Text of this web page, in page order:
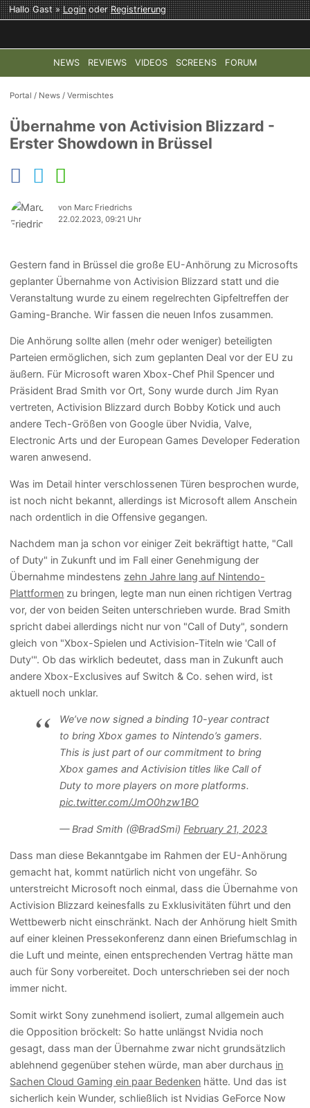
Hallo Gast »LoginoderRegistrierung
NEWS REVIEWS VIDEOS SCREENS FORUM
TOP-THEMEN: COD: MODERN WARFARE 4 HALO:
Portal / News /Vermischtes
Übernahme von Activision Blizzard -
Erster Showdown in Brüssel
von Marc Friedrichs
22.02.2023, 09:21 Uhr
Gestern fand in Brüssel die große EU-Anhörung zu Microsofts
geplanter Übernahme von Activision Blizzard statt und die
Veranstaltung wurde zu einem regelrechten Gipfeltreffen der
Gaming-Branche. Wir fassen die neuen Infos zusammen.
Die Anhörung sollte allen (mehr oder weniger) beteiligten
Parteien ermöglichen, sich zum geplanten Deal vor der EU zu
äußern. Für Microsoft waren Xbox-Chef Phil Spencer und
Präsident Brad Smith vor Ort, Sony wurde durch Jim Ryan
vertreten, Activision Blizzard durch Bobby Kotick und auch
andere Tech-Größen von Google über Nvidia, Valve,
Electronic Arts und der European Games Developer Federation
waren anwesend.
Was im Detail hinter verschlossenen Türen besprochen wurde,
ist noch nicht bekannt, allerdings ist Microsoft allem Anschein
nach ordentlich in die Offensive gegangen.
Nachdem man ja schon vor einiger Zeit bekräftigt hatte, "Call
of Duty" in Zukunft und im Fall einer Genehmigung der
Übernahme mindestens zehn Jahre lang auf Nintendo-
Plattformen zu bringen, legte man nun einen richtigen Vertrag
vor, der von beiden Seiten unterschrieben wurde. Brad Smith
spricht dabei allerdings nicht nur von "Call of Duty", sondern
gleich von "Xbox-Spielen und Activision-Titeln wie 'Call of
Duty'". Ob das wirklich bedeutet, dass man in Zukunft auch
andere Xbox-Exclusives auf Switch & Co. sehen wird, ist
aktuell noch unklar.
We’ve now signed a binding 10-year contract
to bring Xbox games to Nintendo’s gamers.
This is just part of our commitment to bring
Xbox games and Activision titles like Call of
Duty to more players on more platforms.
pic.twitter.com/JmO0hzw1BO
— Brad Smith (@BradSmi) February 21, 2023
Dass man diese Bekanntgabe im Rahmen der EU-Anhörung
gemacht hat, kommt natürlich nicht von ungefähr. So
unterstreicht Microsoft noch einmal, dass die Übernahme von
Activision Blizzard keinesfalls zu Exklusivitäten führt und den
Wettbewerb nicht einschränkt. Nach der Anhörung hielt Smith
auf einer kleinen Pressekonferenz dann einen Briefumschlag in
die Luft und meinte, einen entsprechenden Vertrag hätte man
auch für Sony vorbereitet. Doch unterschrieben sei der noch
immer nicht.
Somit wirkt Sony zunehmend isoliert, zumal allgemein auch
die Opposition bröckelt: So hatte unlängst Nvidia noch
gesagt, dass man der Übernahme zwar nicht grundsätzlich
ablehnend gegenüber stehen würde, man aber durchaus in
Sachen Cloud Gaming ein paar Bedenken hätte. Und das ist
sicherlich kein Wunder, schließlich ist Nvidias GeForce Now